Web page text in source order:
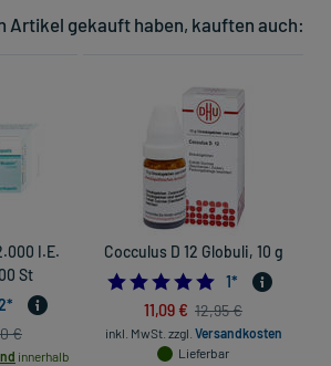
Artikel gekauft haben, kauften auch:
I.E.
St
*
€
innerhalb
Cocculus D 12 Globuli, 10 g
5.0
1*
11,09 € 12,95 €
inkl. MwSt. zzgl. Versandkosten
Lieferbar